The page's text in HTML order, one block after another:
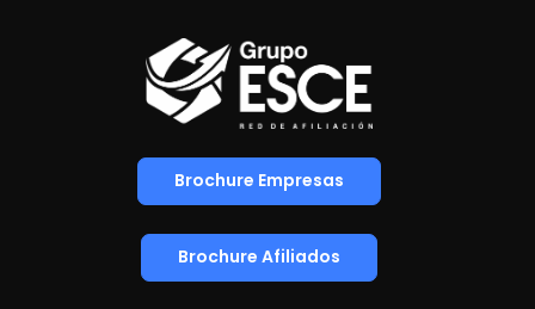
Brochure Empresas
Brochure Afiliados